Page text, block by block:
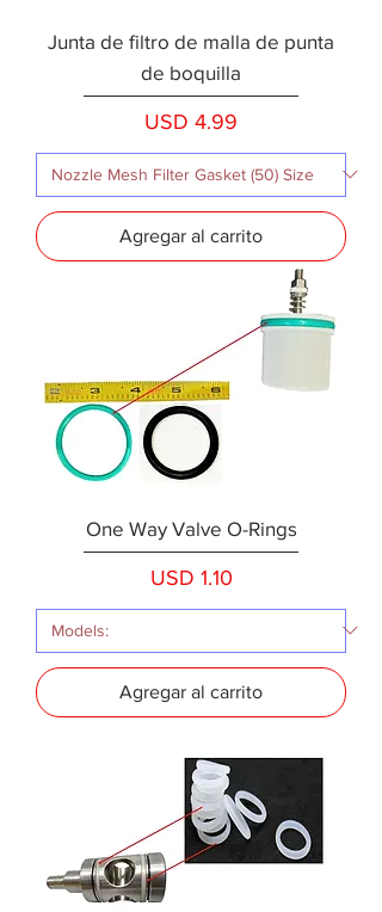
Junta de filtro de malla de punta
de boquilla
Precio
USD 4.99
Agregar al carrito
One Way Valve O-Rings
Precio
USD 1.10
Agregar al carrito